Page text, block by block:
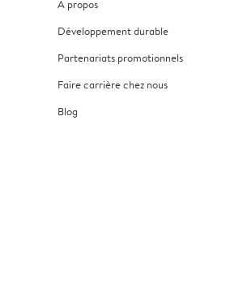
À propos
Développement durable
Partenariats promotionnels
Faire carrière chez nous
Blog